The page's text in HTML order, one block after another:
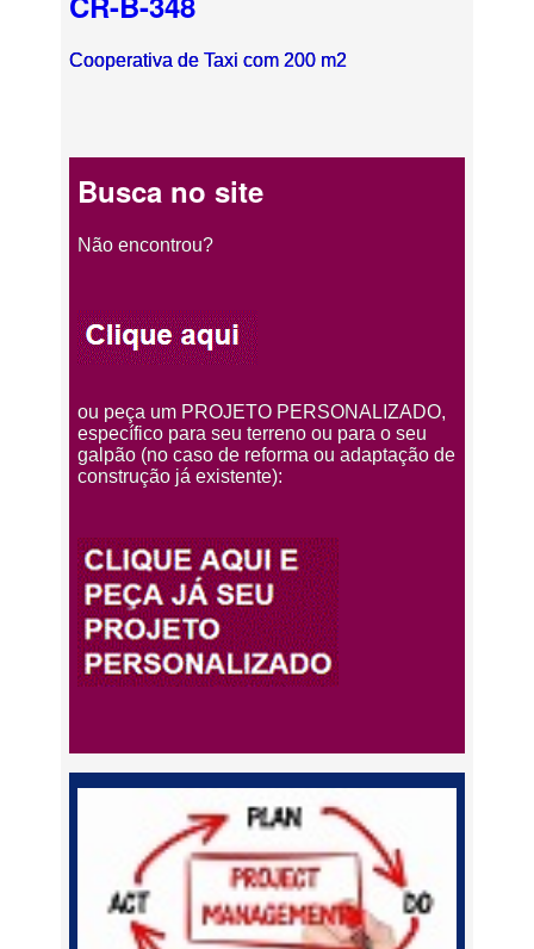
Cooperativa de Taxi com 200 m2
Busca no site
Não encontrou?
ou peça um PROJETO PERSONALIZADO,
específico para seu terreno ou para o seu
galpão (no caso de reforma ou adaptação de
construção já existente):